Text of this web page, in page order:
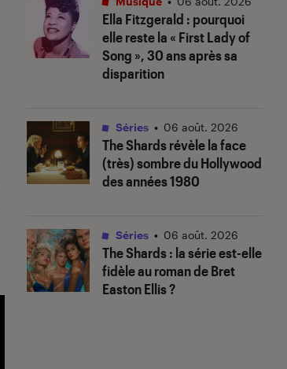
Ella Fitzgerald : pourquoi
elle reste la « First Lady of
Song », 30 ans après sa
disparition
The Shardsrévèle la face
(très) sombre du Hollywood
des années 1980
Séries • 06 août. 2026
The Shards: la série est-elle
fidèle au roman de Bret
Easton Ellis ?
Séries • 06 août. 2026